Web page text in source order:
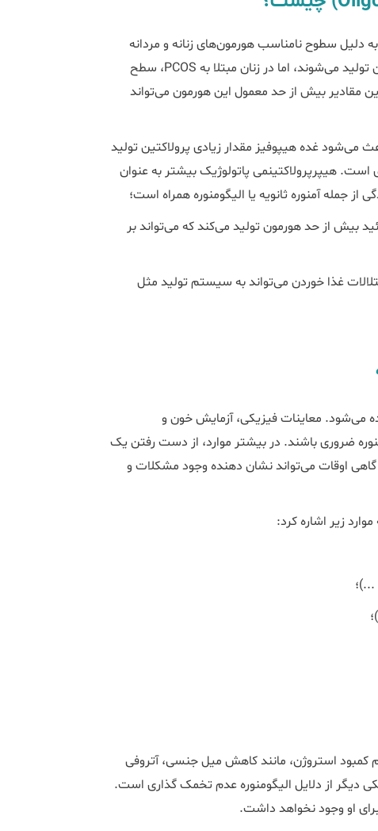
یا PCOS: تصور می‌شود الیگومنوره در PCOS به دلیل سطوح نامناسب هورمون‌های زنانه و مردانه
ایجاد می‌شود. هورمون‌های مردانه در مقادیر کم توسط همه زنان تولید می‌شوند، اما در زنان مبتلا به PCOS، سطح
هورمون مردانه (آندروژن‌ها) کمی بالاتر از سایر زنان است. بنابراین مقادیر بیش از حد معمول این هورمون‎ می‌تواند
می‌شود غده هیپوفیز مقدار زیادی پرولاکتین تولید
است. هیپرپرولاکتینمی پاتولوژیک بیشتر به عنوان
جمله آمنوره ثانویه یا الیگومنوره همراه است؛
بیش از حد هورمون‌ تولید می‌کند که می‌تواند بر
غذا خوردن می‌تواند به سیستم تولید مثل
می‌شود. معاینات فیزیکی، آزمایش خون و
ضروری باشند. در بیشتر موارد، از دست رفتن یک
اوقات می‌تواند نشان دهنده وجود مشکلات و
زیر اشاره کرد:
کمبود استروژن، مانند کاهش میل جنسی، آتروفی
دیگر از دلایل الیگومنوره عدم تخمک گذاری است.
برای او وجود نخواهد داشت.